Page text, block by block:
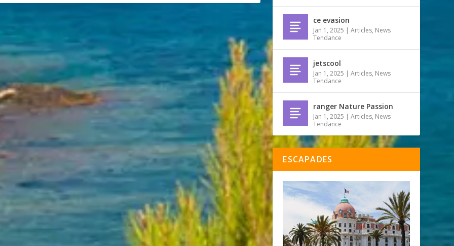
ce evasion
Jan 1, 2025 |Articles, News
Tendance
jetscool
Jan 1, 2025 |Articles, News
Tendance
ranger Nature Passion
Jan 1, 2025 |Articles, News
Tendance
ESCAPADES